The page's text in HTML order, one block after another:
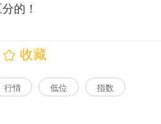
的！
收藏
行情 低位 指数